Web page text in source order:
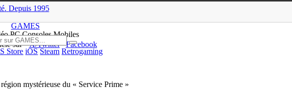
. Depuis 1995
GAMES
PC Consoles Mobiles
Store iOS Steam Retrogaming
sur X/Twitter
Facebook
mystérieuse du « Service Prime »